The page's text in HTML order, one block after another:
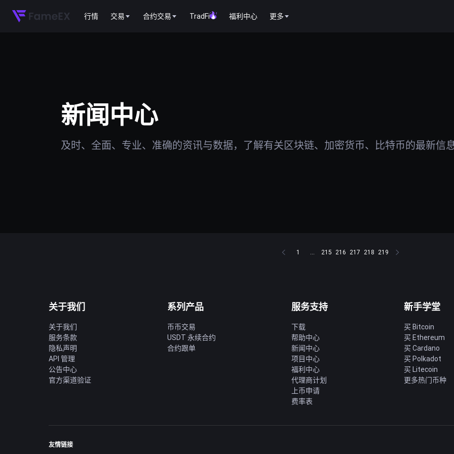
行情 交易 合约交易 TradFi 福利中心 更多
新闻中心
及时、全面、专业、准确的资讯与数据，了解有关区块链、加密货币、比特币的最新信
1 ... 215 216 217 218 219
关于我们
关于我们
服务条款
隐私声明
API 管理
公告中心
官方渠道验证
系列产品
币币交易
USDT 永续合约
合约跟单
服务支持
下载
帮助中心
新闻中心
项目中心
福利中心
代理商计划
上币申请
费率表
新手学堂
买 Bitcoin
买 Ethereum
买 Cardano
买 Polkadot
买 Litecoin
更多热门币种
友情链接